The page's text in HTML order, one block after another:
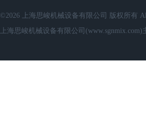
©2026 上海思峻机械设备有限公司 版权所有 All
上海思峻机械设备有限公司